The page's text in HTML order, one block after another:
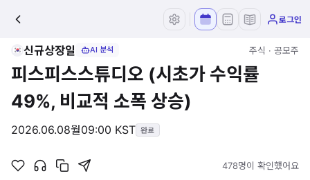
로그인
신규상장일 AI 분석 주식 · 공모주
피스피스스튜디오 (시초가 수익률
49%, 비교적 소폭 상승)
2026.06.08월09:00 KST 완료
478명이 확인했어요